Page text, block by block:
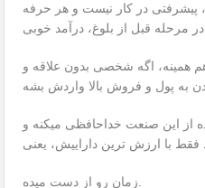
پیشرفتی در کار نیست و هر حرفه
همینه، اگه شخصی بدون علاقه و
از این صنعت خداحافظی میکنه و
زمان رو از دست میده.